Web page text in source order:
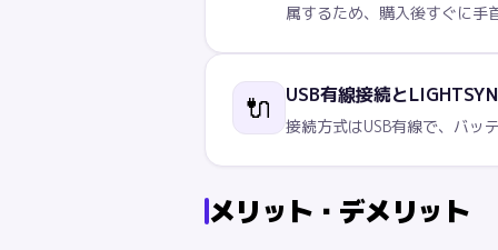
属するため、購入後すぐに手
🔌 USB有線接続と
接続方式はUSB有線で、バッ
メリット・デメリット